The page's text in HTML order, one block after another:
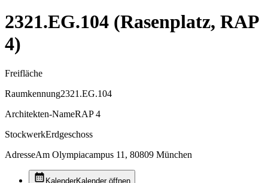
2321.EG.104 (Rasenplatz, RAP
4)
Freifläche
Raumkennung2321.EG.104
Architekten-NameRAP 4
StockwerkErdgeschoss
AdresseAm Olympiacampus 11, 80809 München
KalenderKalender öffnen